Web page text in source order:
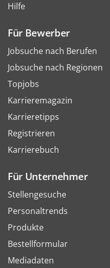
Hilfe
Für Bewerber
Jobsuche nach Berufen
Jobsuche nach Regionen
Topjobs
Karrieremagazin
Karrieretipps
Registrieren
Karrierebuch
Für Unternehmer
Stellengesuche
Personaltrends
Produkte
Bestellformular
Mediadaten